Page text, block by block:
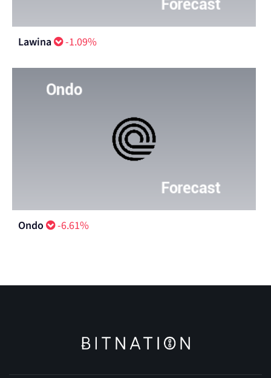
Lawina -1.09%
Ondo -6.61%